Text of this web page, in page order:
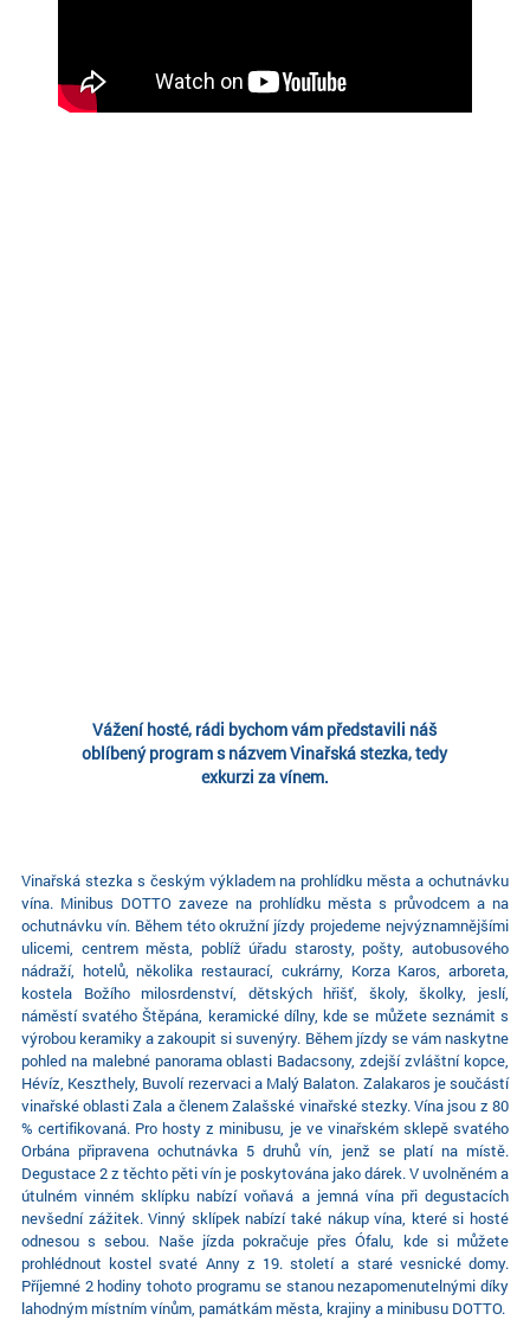
Vážení hosté, rádi bychom vám představili náš
oblíbený program s názvem Vinařská stezka, tedy
exkurzi za vínem.
Vinařská stezka s českým výkladem na prohlídku města a ochutnávku
vína. Minibus DOTTO zaveze na prohlídku města s průvodcem a na
ochutnávku vín. Během této okružní jízdy projedeme nejvýznamnějšími
ulicemi, centrem města, poblíž úřadu starosty, pošty, autobusového
nádraží, hotelů, několika restaurací, cukrárny, Korza Karos, arboreta,
kostela Božího milosrdenství, dětských hřišť, školy, školky, jeslí,
náměstí svatého Štěpána, keramické dílny, kde se můžete seznámit s
výrobou keramiky a zakoupit si suvenýry. Během jízdy se vám naskytne
pohled na malebné panorama oblasti Badacsony, zdejší zvláštní kopce,
Hévíz, Keszthely, Buvolí rezervaci a Malý Balaton. Zalakaros je součástí
vinařské oblasti Zala a členem Zalašské vinařské stezky. Vína jsou z 80
% certifikovaná. Pro hosty z minibusu, je ve vinařském sklepě svatého
Orbána připravena ochutnávka 5 druhů vín, jenž se platí na místě.
Degustace 2 z těchto pěti vín je poskytována jako dárek. V uvolněném a
útulném vinném sklípku nabízí voňavá a jemná vína při degustacích
nevšední zážitek. Vinný sklípek nabízí také nákup vína, které si hosté
odnesou s sebou. Naše jízda pokračuje přes Ófalu, kde si můžete
prohlédnout kostel svaté Anny z 19. století a staré vesnické domy.
Příjemné 2 hodiny tohoto programu se stanou nezapomenutelnými díky
lahodným místním vínům, památkám města, krajiny a minibusu DOTTO.